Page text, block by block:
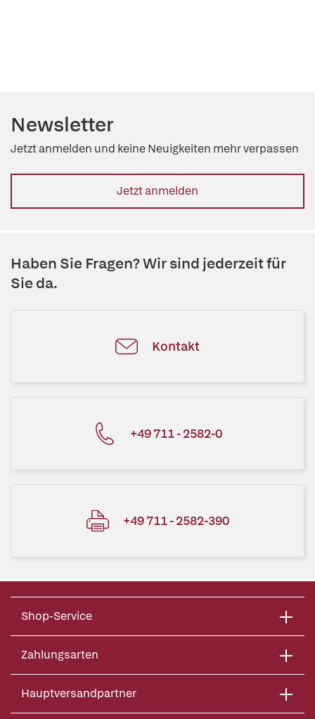
Newsletter
Jetzt anmelden und keine Neuigkeiten mehr verpassen
Jetzt anmelden
Haben Sie Fragen? Wir sind jederzeit für
Sie da.
Kontakt
+49 711 - 2582-0
+49 711 - 2582-390
Shop-Service
Zahlungsarten
Hauptversandpartner